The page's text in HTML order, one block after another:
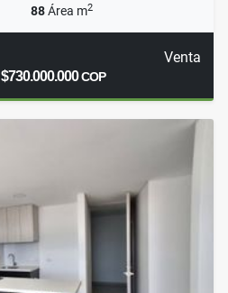
88Área m2
Venta
$730.000.000COP